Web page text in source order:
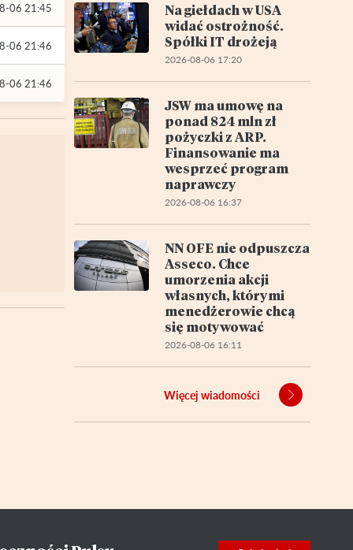
06 21:45
06 21:46
06 21:46
Na giełdach w USA
widać ostrożność.
Spółki IT drożeją
2026-08-06 17:20
JSW ma umowę na
ponad 824 mln zł
pożyczki z ARP.
Finansowanie ma
wesprzeć program
naprawczy
2026-08-06 16:37
NN OFE nie odpuszcza
Asseco. Chce
umorzenia akcji
własnych, którymi
menedżerowie chcą
się motywować
2026-08-06 16:11
Więcej wiadomości